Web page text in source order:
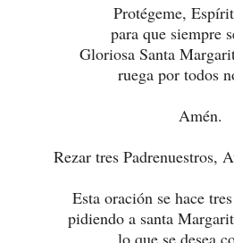
Protégeme,
para que siempre
Gloriosa Santa
ruega por todos
Amén.
Rezar tres Padrenuestros,
Esta oración se hace
pidiendo a santa
lo que se desea